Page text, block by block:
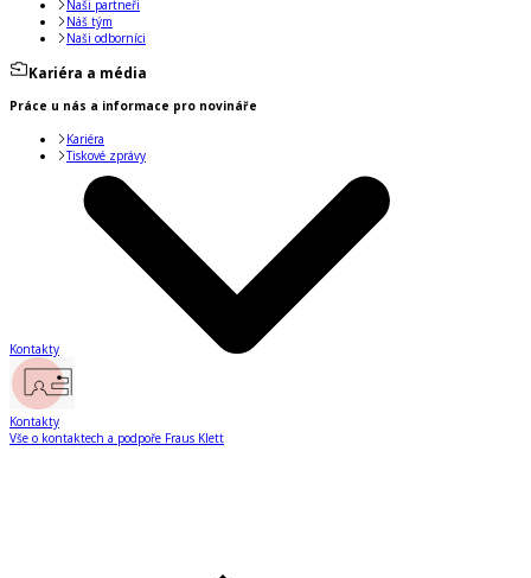
Naši partneři
Náš tým
Naši odborníci
Kariéra a média
Práce u nás a informace pro novináře
Kariéra
Tiskové zprávy
Kontakty
Kontakty
Vše o kontaktech a podpoře Fraus Klett